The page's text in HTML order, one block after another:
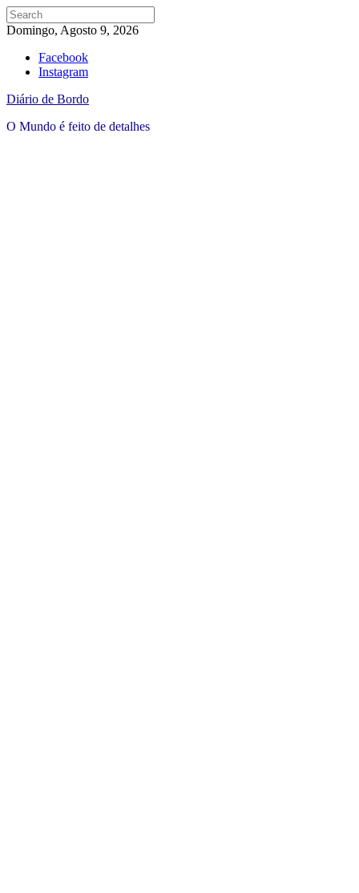
Domingo, Agosto 9, 2026
Facebook
Instagram
Diário de Bordo
O Mundo é feito de detalhes